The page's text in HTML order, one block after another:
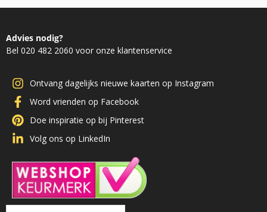
Advies nodig?
Bel 020 482 2060 voor onze klantenservice
Ontvang dagelijks nieuwe kaarten op Instagram
Word vrienden op Facebook
Doe inspiratie op bij Pinterest
Volg ons op LinkedIn